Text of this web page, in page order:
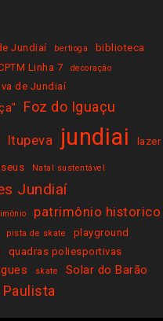
Jundiaí bertioga biblioteca
Linha 7 decoração
de Jundiaí
Foz do Iguaçu
Itupeva jundiai lazer
Natal sustentável
Jundiaí
patrimônio historico
pista de skate
playground
quadras poliesportivas
skate Solar do Barão